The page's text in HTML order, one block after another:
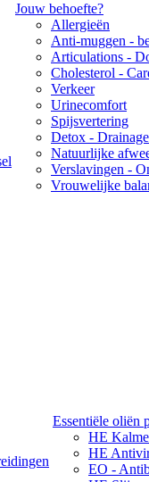
Jouw behoefte?
Allergieën
Anti-muggen -
Articulations -
Cholesterol -
Verkeer
Urinecomfort
Spijsvertering
Detox - Drainage
Natuurlijke
Verslavingen -
Vrouwelijke
Essentiële oliën
HE
HE
EO -